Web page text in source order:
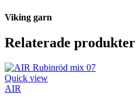
Viking garn
Relaterade produkter
Quick view
AIR